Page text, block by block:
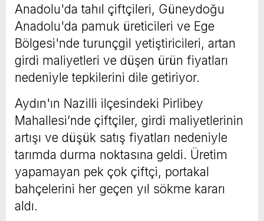
Anadolu'da tahıl çiftçileri, Güneydoğu
Anadolu'da pamuk üreticileri ve Ege
Bölgesi'nde turunçgil yetiştiricileri, artan
girdi maliyetleri ve düşen ürün fiyatları
nedeniyle tepkilerini dile getiriyor.
Aydın'ın Nazilli ilçesindeki Pirlibey
Mahallesi’nde çiftçiler, girdi maliyetlerinin
artışı ve düşük satış fiyatları nedeniyle
tarımda durma noktasına geldi. Üretim
yapamayan pek çok çiftçi, portakal
bahçelerini her geçen yıl sökme kararı
aldı.